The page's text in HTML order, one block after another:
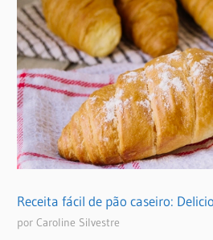
Receita fácil de pão caseiro:
por Caroline Silvestre